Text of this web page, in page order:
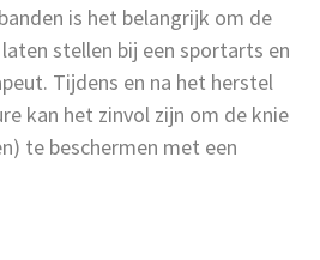
is het belangrijk om de
stellen bij een sportarts en
Tijdens en na het herstel
kan het zinvol zijn om de knie
te beschermen met een